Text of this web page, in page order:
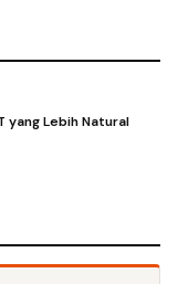
yang Lebih Natural